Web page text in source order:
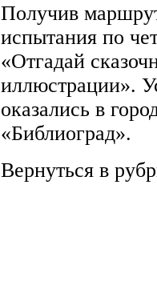
Получив
испытания по
«Отгадай
иллюстрации».
оказались в
«Библиоград».
Вернуться в